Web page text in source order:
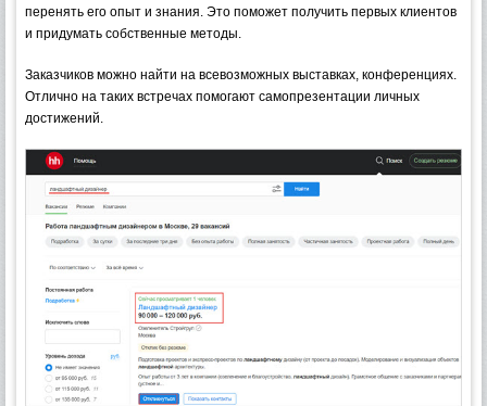
перенять его опыт и знания. Это поможет получить первых клиентов
и придумать собственные методы.
Заказчиков можно найти на всевозможных выставках, конференциях.
Отлично на таких встречах помогают самопрезентации личных
достижений.